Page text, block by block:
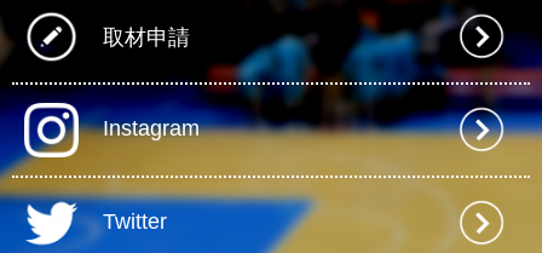
取材申請
Instagram
Twitter